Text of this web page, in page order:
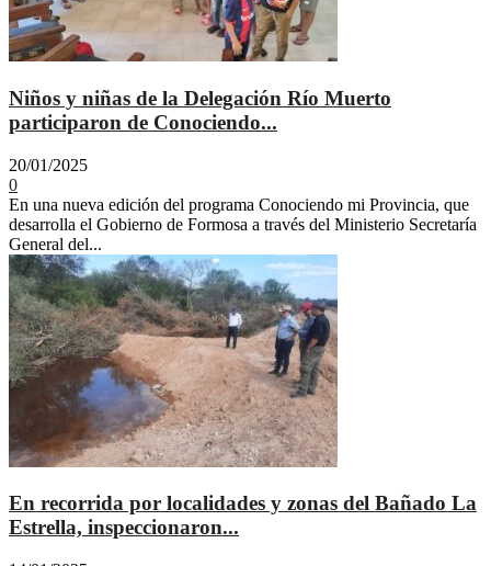
Niños y niñas de la Delegación Río Muerto
participaron de Conociendo...
20/01/2025
0
En una nueva edición del programa Conociendo mi Provincia, que
desarrolla el Gobierno de Formosa a través del Ministerio Secretaría
General del...
En recorrida por localidades y zonas del Bañado La
Estrella, inspeccionaron...